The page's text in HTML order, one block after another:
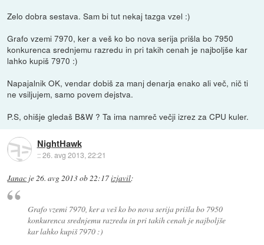
Zelo dobra sestava. Sam bi tut nekaj tazga vzel :)
Grafo vzemi 7970, ker a veš ko bo nova serija prišla bo 7950
konkurenca srednjemu razredu in pri takih cenah je najboljše kar
lahko kupiš 7970 :)
Napajalnik OK, vendar dobiš za manj denarja enako ali več, nič ti
ne vsiljujem, samo povem dejstva.
P.S, ohišje gledaš B&W ? Ta ima namreč večji izrez za CPU kuler.
NightHawk
::26. avg 2013, 22:21
Janac je26. avg 2013 ob 22:17izjavil:
Grafo vzemi 7970, ker a veš ko bo nova serija prišla bo 7950
konkurenca srednjemu razredu in pri takih cenah je najboljše
kar lahko kupiš 7970 :)